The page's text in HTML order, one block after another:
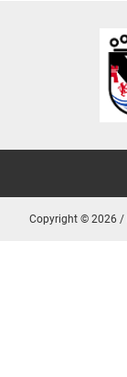
Copyright © 2026 /